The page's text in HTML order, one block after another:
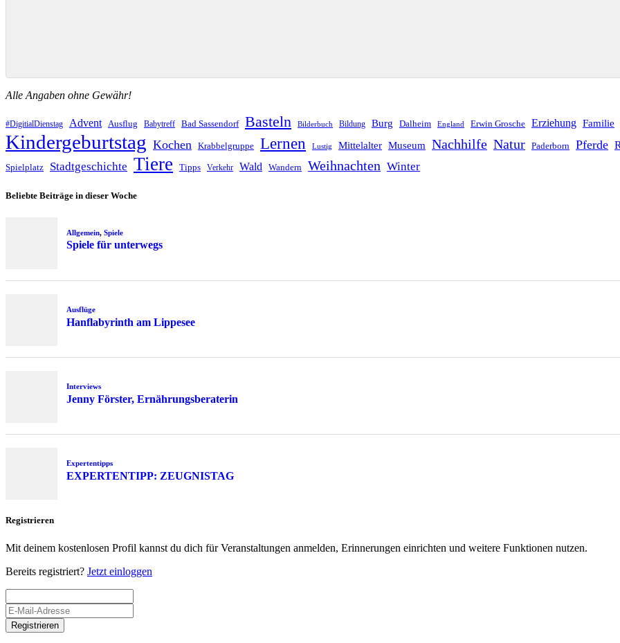
Alle Angaben ohne Gewähr!
#DigitialDienstag Advent Ausflug Babytreff Bad Sassendorf Basteln Bilderbuch Bildung Burg Dalheim England Erwin Grosche Erziehung Familie
Kindergeburtstag Kochen Krabbelgruppe Lernen Lustig Mittelalter Museum Nachhilfe Natur Paderborn Pferde
Spielplatz Stadtgeschichte Tiere Tipps Verkehr Wald Wandern Weihnachten Winter
Beliebte Beiträge in dieser Woche
Allgemein, Spiele
Spiele für unterwegs
Ausflüge
Hanflabyrinth am Lippesee
Interviews
Jenny Förster, Ernährungsberaterin
Expertentipps
EXPERTENTIPP: ZEUGNISTAG
Registrieren
Mit deinem kostenlosen Profil kannst du dich für Veranstaltungen anmelden, Erinnerungen einrichten und weitere Funktionen nutzen.
Bereits registriert? Jetzt einloggen
Registrieren